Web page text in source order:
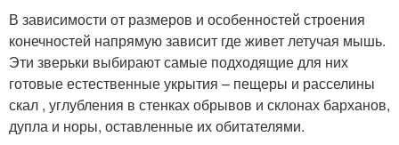
В зависимости от размеров и особенностей строения
конечностей напрямую зависит где живет летучая мышь.
Эти зверьки выбирают самые подходящие для них
готовые естественные укрытия – пещеры и расселины
скал , углубления в стенках обрывов и склонах барханов,
дупла и норы, оставленные их обитателями.